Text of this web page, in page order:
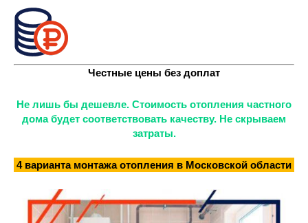
Честные цены без доплат
Не лишь бы дешевле. Стоимость отопления частного
дома будет соответствовать качеству. Не скрываем
затраты.
4 варианта монтажа отопления в Московской области